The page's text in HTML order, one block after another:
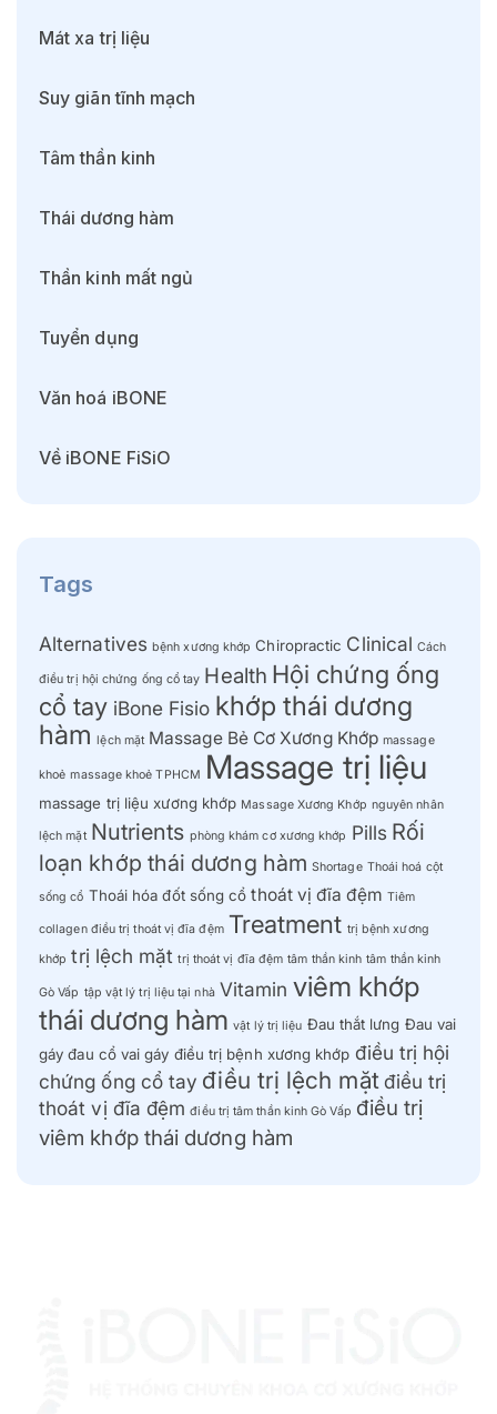
Mát xa trị liệu
Suy giãn tĩnh mạch
Tâm thần kinh
Thái dương hàm
Thần kinh mất ngủ
Tuyển dụng
Văn hoá iBONE
Về iBONE FiSiO
Tags
Alternatives bệnh xương khớp Chiropractic Clinical Cách
điều trị hội chứng ống cổ tay Health Hội chứng ống
cổ tay iBone Fisio khớp thái dương
hàm lệch mặt Massage Bẻ Cơ Xương Khớp massage
khoẻ massage khoẻ TPHCM Massage trị liệu
massage trị liệu xương khớp Massage Xương Khớp nguyên nhân
lệch mặt Nutrients phòng khám cơ xương khớp Pills Rối
loạn khớp thái dương hàm Shortage Thoái hoá cột
sống cổ Thoái hóa đốt sống cổ thoát vị đĩa đệm Tiêm
collagen điều trị thoát vị đĩa đệm Treatment trị bệnh xương
khớp trị lệch mặt trị thoát vị đĩa đệm tâm thần kinh tâm thần kinh
Gò Vấp tập vật lý trị liệu tại nhà Vitamin viêm khớp
thái dương hàm vật lý trị liệu Đau thắt lưng Đau vai
gáy đau cổ vai gáy điều trị bệnh xương khớp điều trị hội
chứng ống cổ tay điều trị lệch mặt điều trị
thoát vị đĩa đệm điều trị tâm thần kinh Gò Vấp điều trị
viêm khớp thái dương hàm